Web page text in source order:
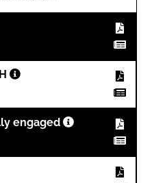
engaged